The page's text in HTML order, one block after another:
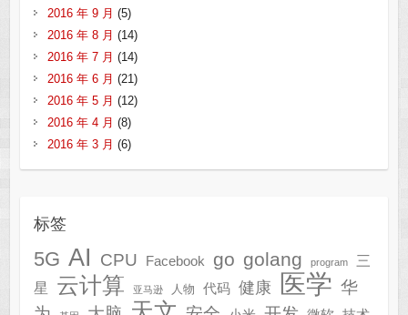
2016 年 9 月 (5)
2016 年 8 月 (14)
2016 年 7 月 (14)
2016 年 6 月 (21)
2016 年 5 月 (12)
2016 年 4 月 (8)
2016 年 3 月 (6)
标签
5G AI CPU Facebook go golang program
三
星
云计算 亚马逊 人物 代码 健康 医学 华